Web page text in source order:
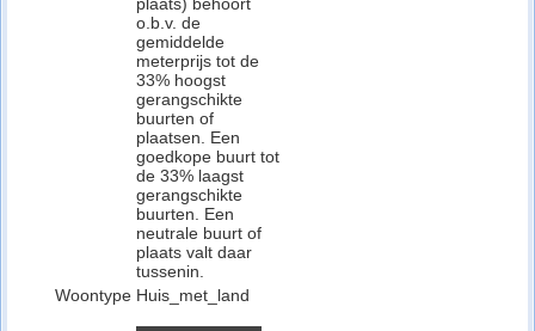
o.b.v. de
gemiddelde
meterprijs tot de
33% hoogst
gerangschikte
buurten of
plaatsen. Een
goedkope buurt tot
de 33% laagst
gerangschikte
buurten. Een
neutrale buurt of
plaats valt daar
tussenin.
Woontype Huis_met_land